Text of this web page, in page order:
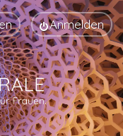
Anmelden